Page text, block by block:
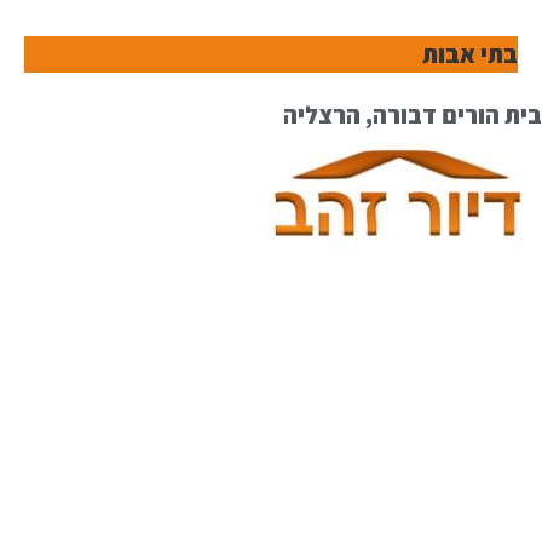
בתי אבות
בית הורים דבורה, הרצליה